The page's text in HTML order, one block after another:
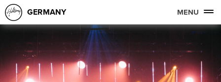
GERMANY MENU